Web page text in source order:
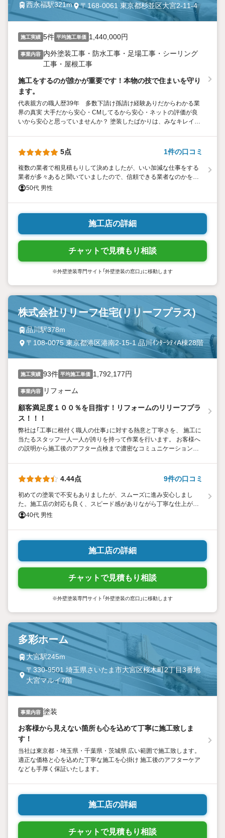
西永福駅321m 〒168-0061 東京都杉並区大宮2-11-4
施工実績 5件 平均施工単価 1,440,000円
事業内容 内外塗装工事・防水工事・足場工事・シーリング
工事・屋根工事
施工をするのが誰かが重要です！本物の技で住まいを守り
ます。
代表親方の職人歴39年 多数下請け孫請け経験ありだからわかる業
界の真実 大手だから安心・CMしてるから安心・ネットの評価が良
いから安心と思っていませんか？ 塗装したばかりは、みなキレイで
5点 1件の口コミ
複数の業者で相見積もりして決めましたが、いい加減な仕事をする
業者が多々あると聞いていましたので、信頼できる業者なのかを重
視して、いろんな業者の方と話をして1番信用できそうなワジャサー
は、24日間掛けて、塗装の４回塗り、細かなチェック、屋根材への
タスペーサーの設置、塗装以外の外壁や階段への高圧洗浄、防犯カ
メラの設置の手伝い等、きめ細やかな作業でワジャサーさんに決め
て良かったです。
50代 男性
施工店の詳細
チャットで見積もり相談
※外壁塗装専門サイト「外壁塗装の窓口」に移動します
株式会社リリーフ住宅(リリーフプラス)
品川駅378m
〒108-0075 東京都港区港南2-15-1 品川ｲﾝﾀｰｼﾃｨA棟28階
施工実績 93件 平均施工単価 1,792,177円
事業内容 リフォーム
顧客満足度１００％を目指す！リフォームのリリーフプラ
ス！！！
弊社は「工事に根付く職人の仕事」に対する熱意と丁寧さを、 施工に
当たるスタッフ一人一人が誇りを持って作業を行います。 お客様へ
の説明から施工後のアフター点検まで濃密なコミュニケーションを
4.44点 9件の口コミ
初めての塗装で不安もありましたが、スムーズに進み安心しまし
た。施工店の対応も良く、スピード感がありながら丁寧な仕上がり
でした。これからリフォームされる方は、信頼できる業者選びが大
40代 男性
施工店の詳細
チャットで見積もり相談
※外壁塗装専門サイト「外壁塗装の窓口」に移動します
多彩ホーム
大宮駅245m
〒330-9501 埼玉県さいたま市大宮区桜木町2丁目3番地
大宮マルイ7階
事業内容 塗装
お客様から見えない箇所も心を込めて丁寧に施工致しま
す！
当社は東京都・埼玉県・千葉県・茨城県 広い範囲で施工致します。
適正な価格と心を込めた丁寧な施工を心掛け 施工後のアフターケア
なども手厚く保証いたします。
施工店の詳細
チャットで見積もり相談